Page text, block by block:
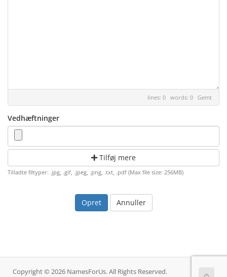
lines: 0 words: 0 Gemt
Vedhæftninger
Tilføj mere
Tilladte filtyper: .jpg, .gif, .jpeg, .png, .txt, .pdf (Max file size: 256MB)
Annuller
Copyright © 2026 NamesForUs. All Rights Reserved.